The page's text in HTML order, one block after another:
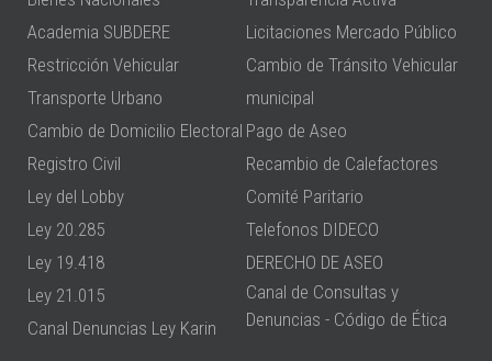
Academia SUBDERE
Restricción Vehicular
Transporte Urbano
Cambio de Domicilio Electoral
Registro Civil
Ley del Lobby
Ley 20.285
Ley 19.418
Ley 21.015
Canal Denuncias Ley Karin
Licitaciones Mercado Público
Cambio de Tránsito Vehicular
municipal
Pago de Aseo
Recambio de Calefactores
Comité Paritario
Telefonos DIDECO
DERECHO DE ASEO
Canal de Consultas y
Denuncias - Código de Ética